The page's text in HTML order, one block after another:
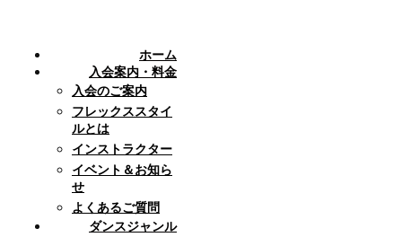
ホーム
入会案内・料金
入会のご案内
フレックススタイ
ルとは
インストラクター
イベント＆お知ら
せ
よくあるご質問
ダンスジャンル